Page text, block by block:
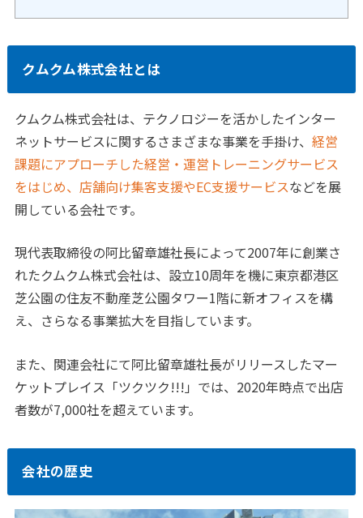
クムクム株式会社とは
クムクム株式会社は、テクノロジーを活かしたインター
ネットサービスに関するさまざまな事業を手掛け、 経営
課題にアプローチした経営・運営トレーニングサービス
をはじめ、 店舗向け集客支援やEC支援サービスなどを展
開している会社です。
現代表取締役の阿比留章雄社長によって2007年に創業さ
れたクムクム株式会社は、設立10周年を機に東京都港区
芝公園の住友不動産芝公園タワー1階に新オフィスを構
え、さらなる事業拡大を目指しています。
また、関連会社にて阿比留章雄社長がリリースしたマー
ケットプレイス「ツクツク!!!」では、2020年時点で出店
者数が7,000社を超えています。
会社の歴史